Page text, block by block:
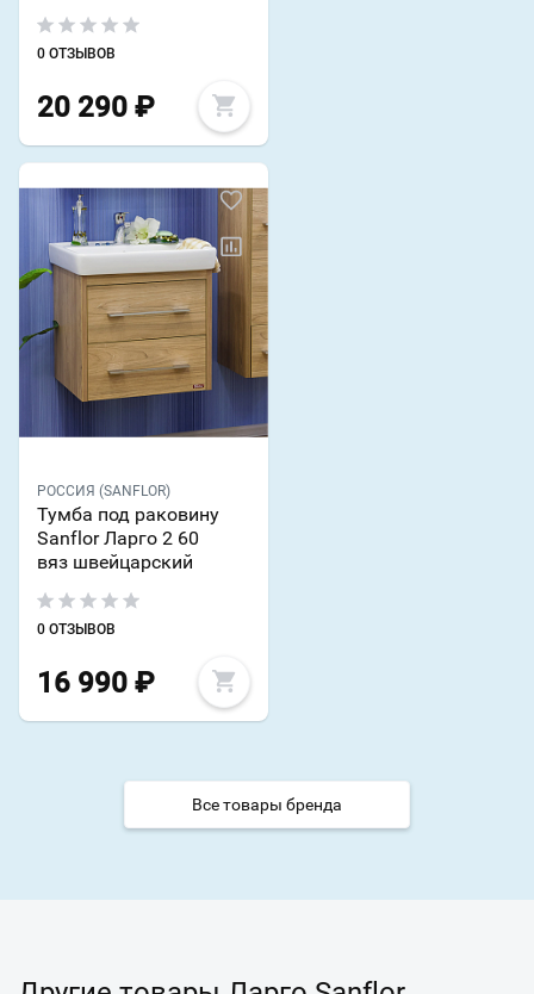
0 ОТЗЫВОВ
20 290 ₽
РОССИЯ (SANFLOR)
Тумба под раковину
Sanflor Ларго 2 60
вяз швейцарский
0 ОТЗЫВОВ
16 990 ₽
Все товары бренда